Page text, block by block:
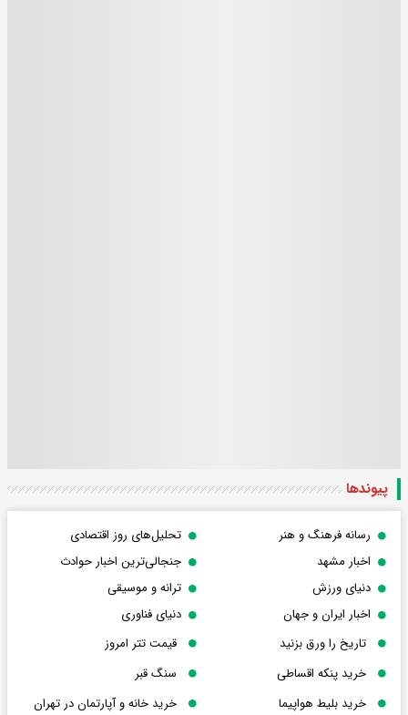
پیوندها
رسانه فرهنگ و هنر
تحلیل‌های روز اقتصادی
اخبار مشهد
جنجالی‌ترین اخبار حوادث
دنیای ورزش
ترانه و موسیقی
اخبار ایران و جهان
دنیای فناوری
تاریخ را ورق بزنید
قیمت تتر امروز
خرید پنکه اقساطی
سنگ قبر
خرید بلیط هواپیما
خرید خانه و آپارتمان در تهران